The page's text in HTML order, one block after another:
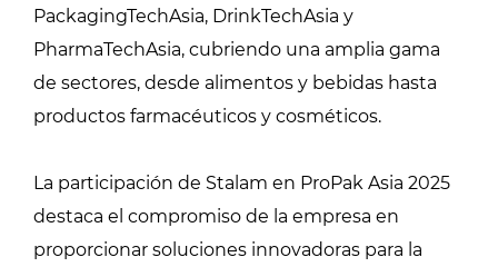
PackagingTechAsia, DrinkTechAsia y
PharmaTechAsia, cubriendo una amplia gama
de sectores, desde alimentos y bebidas hasta
productos farmacéuticos y cosméticos.
La participación de Stalam en ProPak Asia 2025
destaca el compromiso de la empresa en
proporcionar soluciones innovadoras para la